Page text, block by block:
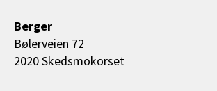
Berger
Bølerveien 72
2020 Skedsmokorset